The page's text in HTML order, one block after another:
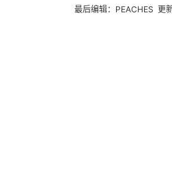
最后编辑：PEACHES